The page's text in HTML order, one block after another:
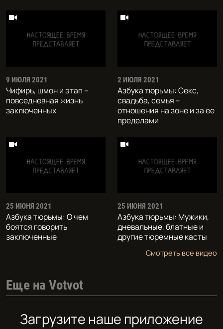
9 ИЮЛЯ 2021
Чифирь, шмон и этап –
повседневная жизнь
заключенных
2 ИЮЛЯ 2021
Азбука тюрьмы: Секс,
свадьба, семья –
отношения на зоне и за ее
пределами
25 ИЮНЯ 2021
Азбука тюрьмы: О чем
боятся говорить
заключенные
25 ИЮНЯ 2021
Азбука тюрьмы: Мужики,
дневальные, блатные и
другие тюремные касты
Смотреть все видео
Еще на Votvot
Загрузите наше приложение